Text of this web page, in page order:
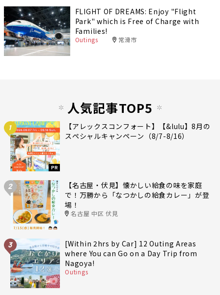
FLIGHT OF DREAMS: Enjoy "Flight
Park" which is Free of Charge with
Families!
Outings 常滑市
人気記事TOP5
1
PR
【アレックスコンフォート】【&lulu】8月の
スペシャルキャンペーン（8/7-8/16）
2
【名古屋・伏見】懐かしい給食の味を家庭
で！万勝から「なつかしの給食カレー」が登
場！
名古屋 中区 伏見
3
[Within 2hrs by Car] 12 Outing Areas
where You can Go on a Day Trip from
Nagoya!
Outings